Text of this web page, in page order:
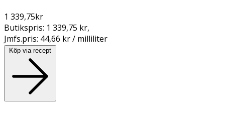
1 339,75kr
Butikspris: 1 339,75 kr,
Jmfs.pris: 44,66 kr / milliliter
Köp via recept